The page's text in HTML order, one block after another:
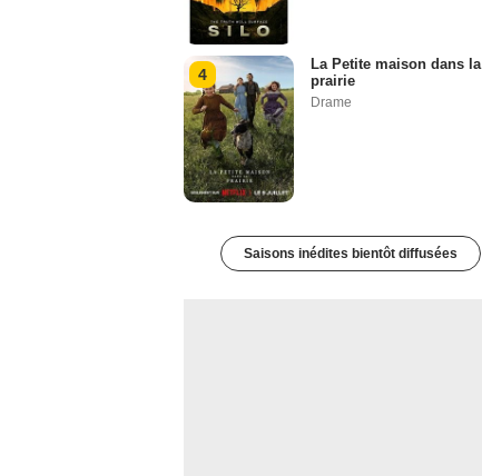
4
La Petite maison dans la
prairie
Drame
Saisons inédites bientôt diffusées